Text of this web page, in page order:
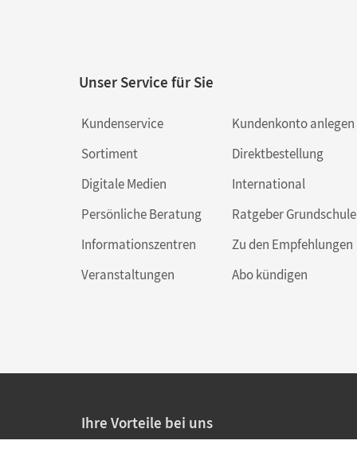
Unser Service für Sie
Kundenservice
Sortiment
Digitale Medien
Persönliche Beratung
Informationszentren
Veranstaltungen
Kundenkonto anlegen
Direktbestellung
International
Ratgeber Grundschule
Zu den Empfehlungen
Abo kündigen
Ihre Vorteile bei uns